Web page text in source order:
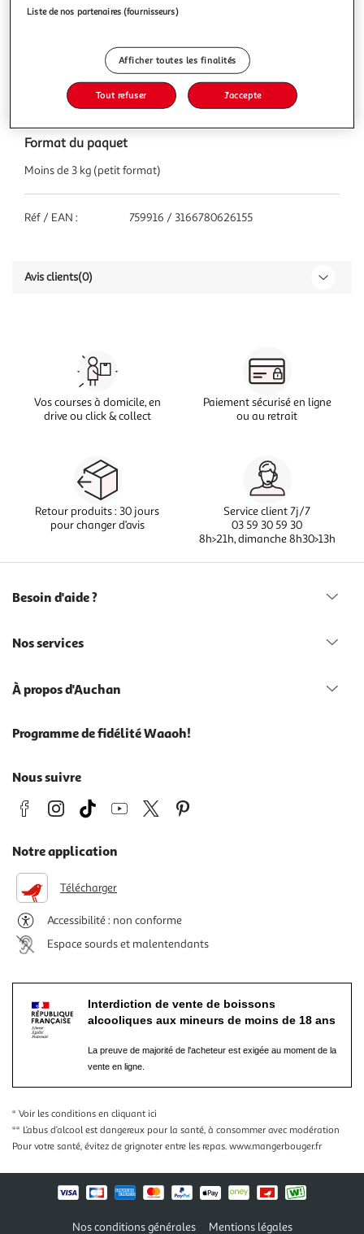
Caractéristiques
Format du paquet
Moins de 3 kg (petit format)
Réf / EAN : 759916 / 3166780626155
Avis clients(0)
Vos courses à domicile, en
drive ou click & collect
Paiement sécurisé en ligne
ou au retrait
Retour produits : 30 jours
pour changer d’avis
Service client 7j/7
03 59 30 59 30
8h>21h, dimanche 8h30>13h
Besoin d'aide ?
Nos services
À propos d'Auchan
Programme de fidélité Waaoh!
Nous suivre
Notre application
Télécharger
Accessibilité : non conforme
Espace sourds et malentendants
Interdiction de vente de boissons
alcooliques aux mineurs de moins de 18 ans
La preuve de majorité de l'acheteur est exigée au moment de la
vente en ligne.
* Voir les conditions en cliquant ici
** L’abus d’alcool est dangereux pour la santé, à consommer avec modération
Pour votre santé, évitez de grignoter entre les repas. www.mangerbouger.fr
Nos conditions générales Mentions légales
Liste de nos partenaires (fournisseurs)
Afficher toutes les finalités
Tout refuser J'accepte